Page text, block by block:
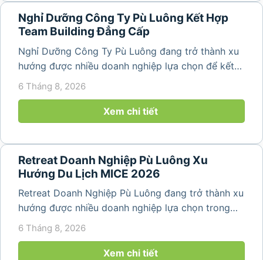
Nghỉ Dưỡng Công Ty Pù Luông Kết Hợp
Team Building Đẳng Cấp
Nghỉ Dưỡng Công Ty Pù Luông đang trở thành xu
hướng được nhiều doanh nghiệp lựa chọn để kết
hợp giữa nghỉ ngơi, tái tạo năng lượng và xây
dựng tinh thần đồng đội. Thay vì những chuyến du
lịch đơn thuần, nhiều công ty...
6 Tháng 8, 2026
Xem chi tiết
Retreat Doanh Nghiệp Pù Luông Xu
Hướng Du Lịch MICE 2026
Retreat Doanh Nghiệp Pù Luông đang trở thành xu
hướng được nhiều doanh nghiệp lựa chọn trong
năm 2026 khi nhu cầu kết hợp nghỉ dưỡng, hội
mang đến khoảng thời gian thư giãn...
6 Tháng 8, 2026
Xem chi tiết